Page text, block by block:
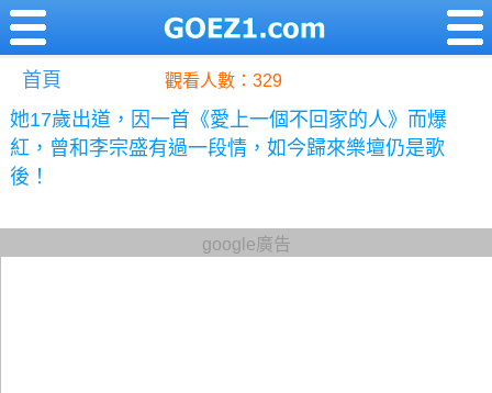
首頁 觀看人數：329
她17歲出道，因一首《愛上一個不回家的人》而爆
紅，曾和李宗盛有過一段情，如今歸來樂壇仍是歌
後！
google廣告